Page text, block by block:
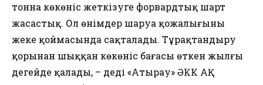
тонна көкөніс жеткізуге форвардтық шарт
жасастық. Ол өнімдер шаруа қожалығының
жеке қоймасында сақталады. Тұрақтандыру
қорынан шыққан көкөніс бағасы өткен жылғы
деңгейде қалады, – деді «Атырау» ӘКК АҚ